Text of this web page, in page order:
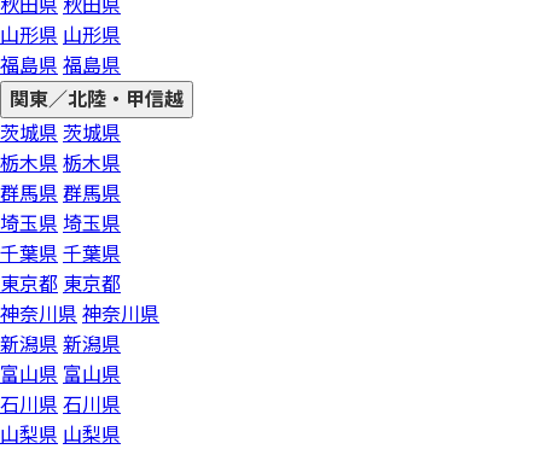
秋田県 秋田県
山形県 山形県
福島県 福島県
関東／北陸・甲信越
茨城県 茨城県
栃木県 栃木県
群馬県 群馬県
埼玉県 埼玉県
千葉県 千葉県
東京都 東京都
神奈川県 神奈川県
新潟県 新潟県
富山県 富山県
石川県 石川県
山梨県 山梨県